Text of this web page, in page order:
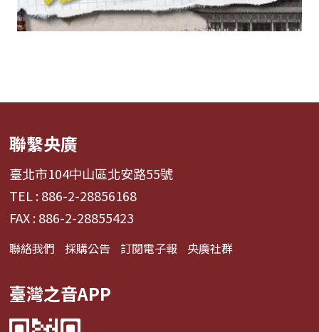
聯繫央廣
臺北市104中山區北安路55號
TEL : 886-2-28856168
FAX : 886-2-28855423
聯絡我們 採購公告 訂閱電子報 央廣社群
臺灣之音APP